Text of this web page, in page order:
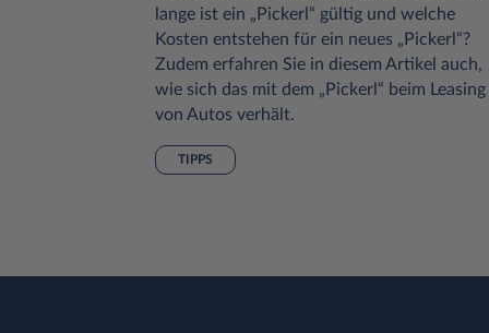
lange ist ein „Pickerl“ gültig und welche
Kosten entstehen für ein neues „Pickerl“?
Zudem erfahren Sie in diesem Artikel auch,
wie sich das mit dem „Pickerl“ beim Leasing
von Autos verhält.
TIPPS